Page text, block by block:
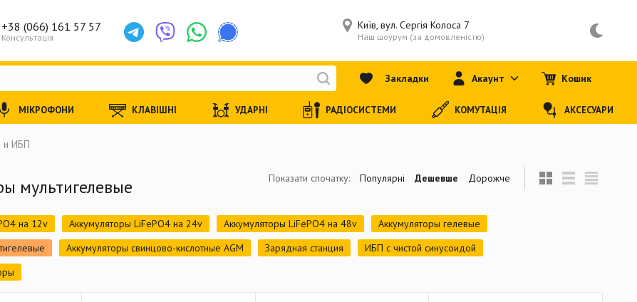
и ИБП
мультигелевые
на 12v Аккумуляторы LiFePO4 на 24v Аккумуляторы LiFePO4 на 48v
Аккумуляторы гелевые
Аккумуляторы свинцово-кислотные AGM Зарядная станция
ИБП с чистой синусоидой
Показати спочатку: Популярні Дешевше Дорожче
Консультація
+38 (066) 161 57 57 Київ, вул. Сергія Колоса 7
Наш шоурум (за домовленістю)
Закладки Акаунт Кошик
МІКРОФОНИ КЛАВІШНІ УДАРНІ РАДІОСИСТЕМИ КОМУТАЦІЯ АКСЕСУАРИ